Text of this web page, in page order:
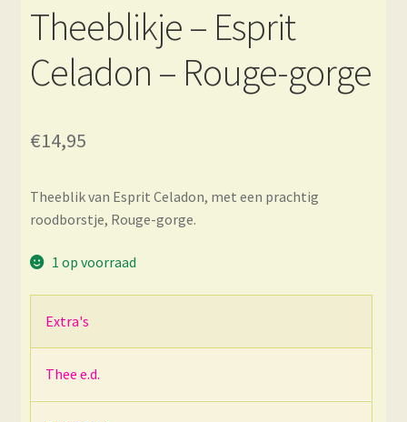
Theeblikje – Esprit
Celadon – Rouge-gorge
€14,95
Theeblik van Esprit Celadon, met een prachtig
roodborstje, Rouge-gorge.
1 op voorraad
Extra's
Thee e.d.